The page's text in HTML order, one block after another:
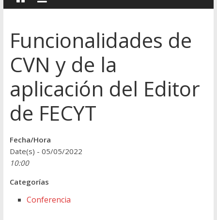
Funcionalidades de
CVN y de la
aplicación del Editor
de FECYT
Fecha/Hora
Date(s) - 05/05/2022
10:00
Categorías
Conferencia